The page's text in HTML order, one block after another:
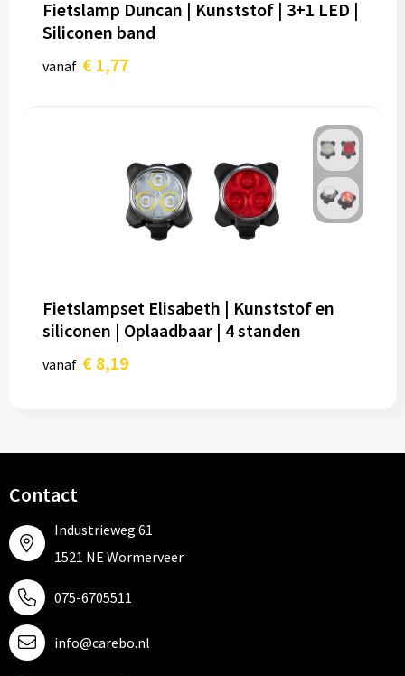
Fietslamp Duncan | Kunststof | 3+1 LED |
Siliconen band
vanaf € 1,77
Fietslampset Elisabeth | Kunststof en
siliconen | Oplaadbaar | 4 standen
vanaf € 8,19
Contact
Industrieweg 61
1521 NE Wormerveer
075-6705511
info@carebo.nl